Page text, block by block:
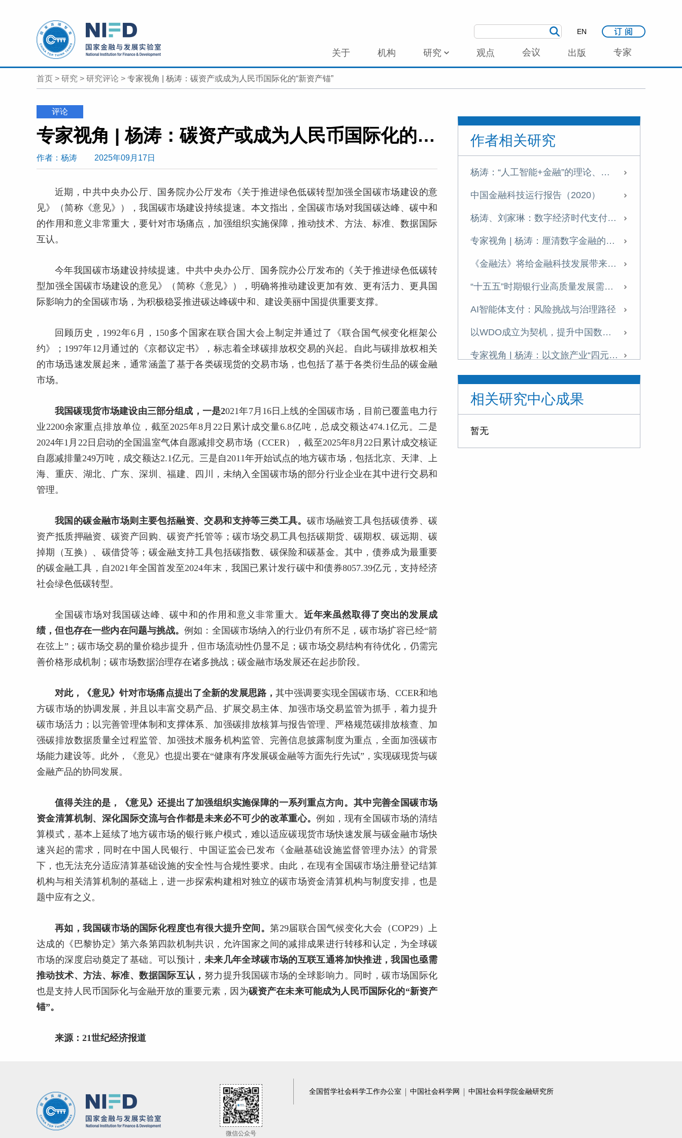
EN
关于 机构 研究 观点 会议 出版 专家
首页 > 研究 > 研究评论 > 专家视角 | 杨涛：碳资产或成为人民币国际化的“新资产锚”
评论
专家视角 | 杨涛：碳资产或成为人民币国际化的“新资产锚”
作者 ：杨涛 2025年09月17日
近期，中共中央办公厅、国务院办公厅发布《关于推进绿色低碳转型加强全国碳市场建设的意
见》（简称《意见》），我国碳市场建设持续提速。本文指出，全国碳市场对我国碳达峰、碳中和
的作用和意义非常重大，要针对市场痛点，加强组织实施保障，推动技术、方法、标准、数据国际
互认。
今年我国碳市场建设持续提速。中共中央办公厅、国务院办公厅发布的《关于推进绿色低碳转
型加强全国碳市场建设的意见》（简称《意见》），明确将推动建设更加有效、更有活力、更具国
际影响力的全国碳市场，为积极稳妥推进碳达峰碳中和、建设美丽中国提供重要支撑。
回顾历史，1992年6月，150多个国家在联合国大会上制定并通过了
《联合国气候变化框架公
约》
；1997年12月通过的《京都议定书》，标志着全球碳排放权交易的兴起。自此与碳排放权相关
的市场迅速发展起来，通常涵盖了基于各类碳现货的交易市场，也包括了基于各类衍生品的碳金融
市场。
我国碳现货市场建设由三部分组成，一是2021年7月16日上线的全国碳市场，目前已覆盖电力行
业2200余家重点排放单位，截至2025年8月22日累计成交量6.8亿吨，总成交额达474.1亿元。二是
2024年1月22日启动的全国温室气体自愿减排交易市场（CCER），截至2025年8月22日累计成交核证
自愿减排量249万吨，成交额达2.1亿元。 三是自2011年开始试点的地方碳市场，包括北京、天津、上
海、重庆、湖北、广东、深圳、福建、四川，未纳入全国碳市场的部分行业企业在其中进行交易和
管理。
我国的碳金融市场则主要包括融资、交易和支持等三类工具。 碳市场融资工具包括碳债券、碳
资产抵质押融资、碳资产回购、碳资产托管等；碳市场交易工具包括碳期货、碳期权、碳远期、碳
掉期（互换）、碳借贷等；碳金融支持工具包括碳指数、碳保险和碳基金。其中，债券成为最重要
的碳金融工具，自2021年全国首发至2024年末，我国已累计发行碳中和债券8057.39亿元，支持经济
社会绿色低碳转型。
全国碳市场对我国碳达峰、碳中和的作用和意义非常重大。 近年来虽然取得了突出的发展成
绩，但也存在一些内在问题与挑战。 例如： 全国碳市场纳入的行业仍有所不足，碳市场扩容已经“箭
在弦上”；碳市场交易的量价稳步提升，但市场流动性仍显不足；碳市场交易结构有待优化，仍需完
善价格形成机制；碳市场数据治理存在诸多挑战；碳金融市场发展还在起步阶段。
对此， 《意见》针对市场痛点提出了全新的发展思路，其中强调要实现全国碳市场、CCER和地
方碳市场的协调发展，并且以丰富交易产品、扩展交易主体、加强市场交易监管为抓手，着力提升
碳市场活力；以完善管理体制和支撑体系、加强碳排放核算与报告管理、严格规范碳排放核查、加
强碳排放数据质量全过程监管、加强技术服务机构监管、完善信息披露制度为重点，全面加强碳市
场能力建设等。此外，《意见》也提出要在“健康有序发展碳金融等方面先行先试”，实现碳现货与碳
金融产品的协同发展。
值得关注的是 ，《意见》还提出了加强组织实施保障的一系列重点方向。 其中完善全国碳市场
资金清算机制、深化国际交流与合作都是未来必不可少的改革重心。例如，现有全国碳市场的清结
算模式，基本上延续了地方碳市场的银行账户模式，难以适应碳现货市场快速发展与碳金融市场快
速兴起的需求，同时在中国人民银行、中国证监会已发布《金融基础设施监督管理办法》的背景
下，也无法充分适应清算基础设施的安全性与合规性要求。由此，在现有全国碳市场注册登记结算
机构与相关清算机制的基础上，进一步探索构建相对独立的碳市场资金清算机构与制度安排，也是
题中应有之义。
再如，我国碳市场的国际化程度也有很大提升空间。第29届联合国气候变化大会（COP29）上
达成的《巴黎协定》第六条第四款机制共识，允许国家之间的减排成果进行转移和认定，为全球碳
市场的深度启动奠定了基础。可以预计， 未来几年全球碳市场的互联互通将加快推进，我国也亟需
推动技术、方法、标准、数据国际互认， 努力提升我国碳市场的全球影响力。 同时，碳市场国际化
也是支持人民币国际化与金融开放的重要元素 ， 因为碳资产在未来可能成为人民币国际化的“新资产
锚”。
来源：21世纪经济报道
作者相关研究
杨涛：“人工智能+金融”的理论、实践与风险挑战
中国金融科技运行报告（2020）
杨涛、刘家琳：数字经济时代支付产业发展新特征
专家视角 | 杨涛：厘清数字金融的战略价值
《金融法》将给金融科技发展带来什么？
“十五五”时期银行业高质量发展需把握七大关系
AI智能体支付：风险挑战与治理路径
以WDO成立为契机，提升中国数据治理全球影响力
专家视角 | 杨涛：以文旅产业“四元循环”助力扩内需
发展科技金融需破除痛点难点
提升科技金融的精准性与适配性
理解金融强国背景下的金融健康
杨涛：多维度发力壮大耐心资本
相关研究中心成果
暂无
微信公众号
全国哲学社会科学工作办公室 中国社会科学网 中国社会科学院金融研究所